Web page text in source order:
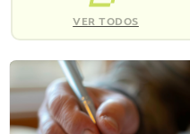
VER TODOS